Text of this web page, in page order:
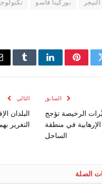
النيجر بوركينا فاسو
بينتيريستلينكدإن
السابق
الرخيصة تؤجج
الإرهابية في منطقة
الساحل
التالي
البلدان
التغرير
الصلة